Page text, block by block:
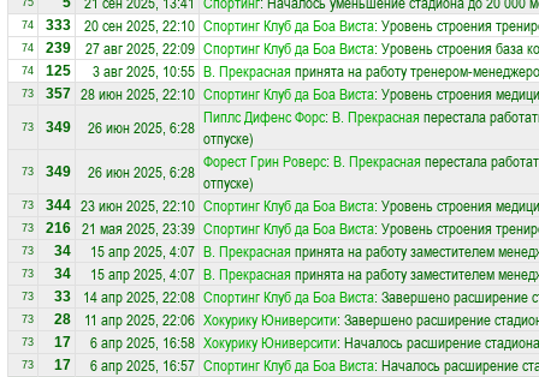
75
74 333 20 сен 2025, 22:10 Спортинг Клуб да Боа Виста: Уровень строения
74 239 27 авг 2025, 22:09 Спортинг Клуб да Боа Виста: Уровень строения база
74 125 3 авг 2025, 10:55 В. Прекрасная принята на работу тренером-
73 357 28 июн 2025, 22:10 Спортинг Клуб да Боа Виста: Уровень строения
73 349 26 июн 2025, 6:28 Пиплс Дифенс Форс: В. Прекрасная перестала
отпуске)
73 349 26 июн 2025, 6:28 Форест Грин Роверс: В. Прекрасная перестала
отпуске)
73 344 23 июн 2025, 22:10 Спортинг Клуб да Боа Виста: Уровень строения
73 216 21 мая 2025, 23:39 Спортинг Клуб да Боа Виста: Уровень строения
73 34 15 апр 2025, 4:07 В. Прекрасная принята на работу заместителем
73 34 15 апр 2025, 4:07 В. Прекрасная принята на работу заместителем
73 33 14 апр 2025, 22:08 Спортинг Клуб да Боа Виста: Завершено расширение
73 28 11 апр 2025, 22:06 Хокурику Юниверсити: Завершено расширение
73 17 6 апр 2025, 16:58 Хокурику Юниверсити: Началось расширение
73 17 6 апр 2025, 16:57 Спортинг Клуб да Боа Виста: Началось расширение